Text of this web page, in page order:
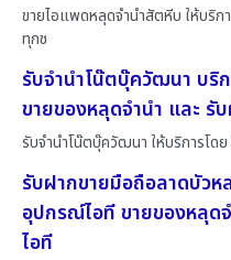
ขายไอแพดหลุดจำนำสัตหีบ ให้บริก
ทุกช
รับจำนำโน๊ตบุ๊ควัฒนา บริ
ขายของหลุดจำนำ และ รั
รับจำนำโน๊ตบุ๊ควัฒนา ให้บริการโด
รับฝากขายมือถือลาดบัวห
อุปกรณ์ไอที ขายของหลุด
ไอที